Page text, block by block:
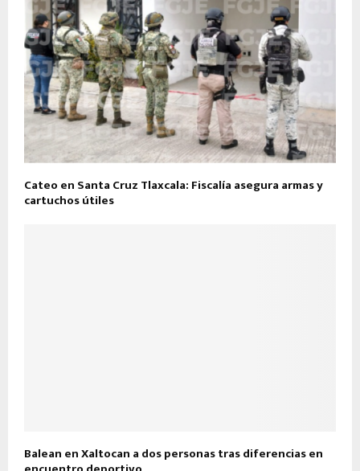
Cateo en Santa Cruz Tlaxcala: Fiscalía asegura armas y
cartuchos útiles
Balean en Xaltocan a dos personas tras diferencias en